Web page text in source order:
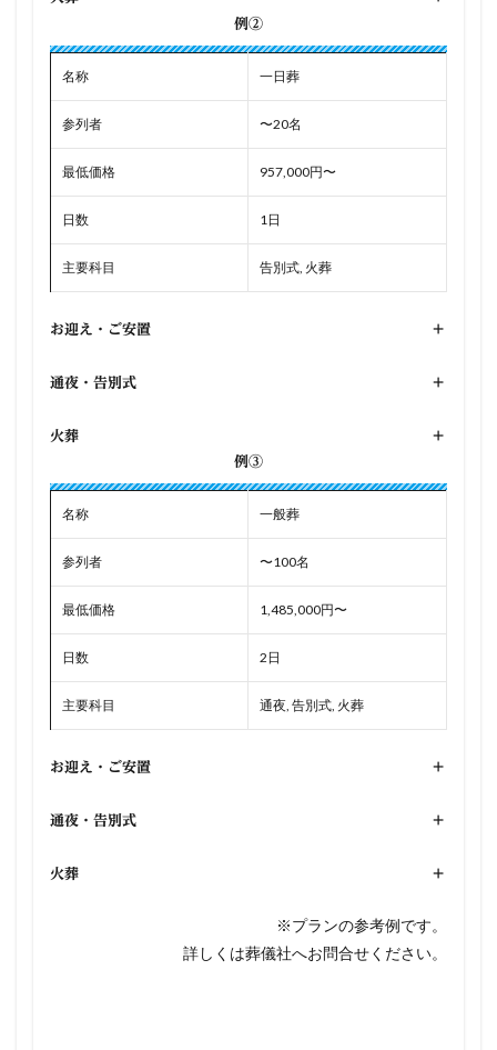
例②
名称 一日葬
参列者 〜20名
最低価格 957,000円〜
日数 1日
主要科目 告別式, 火葬
お迎え・ご安置 +
通夜・告別式 +
火葬
+
例③
名称 一般葬
参列者 〜100名
最低価格 1,485,000円〜
日数 2日
主要科目 通夜, 告別式, 火葬
お迎え・ご安置 +
通夜・告別式 +
火葬 +
※プランの参考例です。
詳しくは葬儀社へお問合せください。